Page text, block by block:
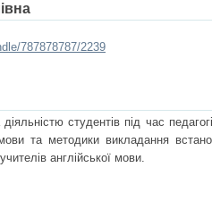
787878787/2239
студентів під час
та методики викладання
англійської мови.